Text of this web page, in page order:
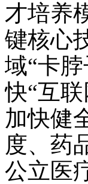
才培养
键核心
域“卡
快“互
加快健
度、药
公立医